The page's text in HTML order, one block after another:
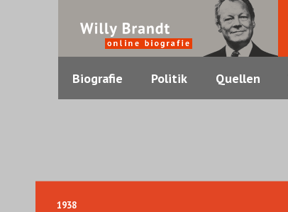
Biografie Politik Quellen
1938